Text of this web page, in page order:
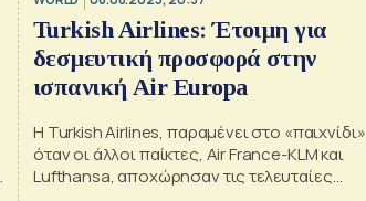
Turkish Airlines: Έτοιμη για
δεσμευτική προσφορά στην
ισπανική Air Europa
Η Turkish Airlines, παραμένει στο «παιχνίδι»
όταν οι άλλοι παίκτες, Air France-KLM και
Lufthansa, αποχώρησαν τις τελευταίες